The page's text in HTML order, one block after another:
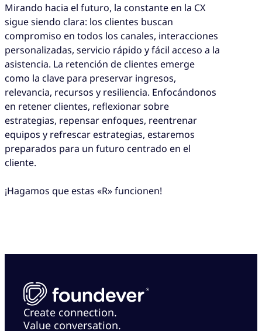
Mirando hacia el futuro, la constante en la CX
sigue siendo clara: los clientes buscan
compromiso en todos los canales, interacciones
personalizadas, servicio rápido y fácil acceso a la
asistencia. La retención de clientes emerge
como la clave para preservar ingresos,
relevancia, recursos y resiliencia. Enfocándonos
en retener clientes, reflexionar sobre
estrategias, repensar enfoques, reentrenar
equipos y refrescar estrategias, estaremos
preparados para un futuro centrado en el
cliente.
¡Hagamos que estas «R» funcionen!
Create connection.
Value conversation.